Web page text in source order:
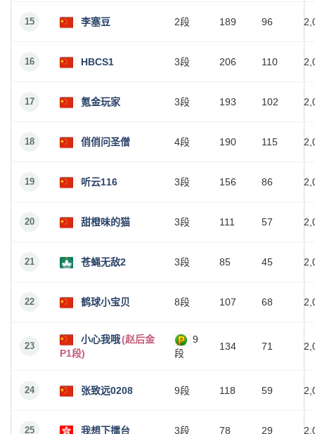
15 李塞豆 2段 189 96
16 HBCS1 3段 206 110
17 氪金玩家 3段 193 102
18 俏俏问圣僧 4段 190 115
19 听云116 3段 156 86
20 甜橙味的猫 3段 111 57
21 苍蝇无敌2 3段 85 45
22 鹤球小宝贝 8段 107 68
23
小心我哦(赵后金
P1段)
9
段
134 71
24 张致远0208 9段 118 59
25 我想下擂台 3段 78 29